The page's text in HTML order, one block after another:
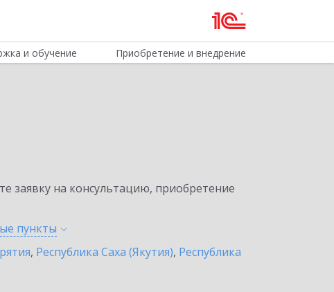
и обучение Приобретение и внедрение
заявку на консультацию, приобретение
пункты
, Республика Саха (Якутия), Республика